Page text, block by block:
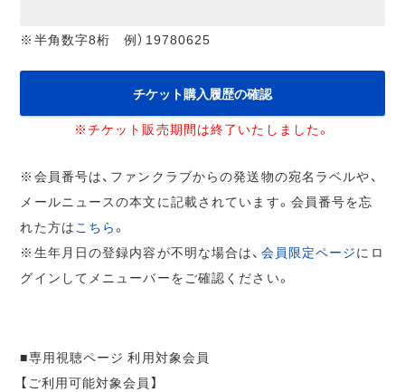
※半角数字8桁 例）19780625
チケット購入履歴の確認
※チケット販売期間は終了いたしました。
※会員番号は、ファンクラブからの発送物の宛名ラベルや、
メールニュースの本文に記載されています。会員番号を忘
れた方は こちら。
※生年月日の登録内容が不明な場合は、 会員限定ページにロ
グインしてメニューバーをご確認ください。
■専用視聴ページ 利用対象会員
【ご利用可能対象会員】